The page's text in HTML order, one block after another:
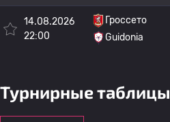
14.08.2026
22:00
Гроссето
Guidonia
Турнирные таблицы